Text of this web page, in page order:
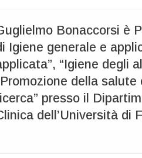
Bonaccorsi è
Igiene generale e
“Igiene degli
della
presso il
dell’Università di